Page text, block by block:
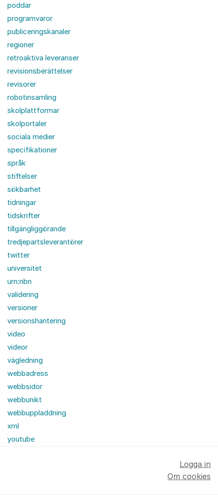
poddar
programvaror
publiceringskanaler
regioner
retroaktiva leveranser
revisionsberättelser
revisorer
robotinsamling
skolplattformar
skolportaler
sociala medier
specifikationer
språk
stiftelser
sökbarhet
tidningar
tidskrifter
tillgängliggörande
tredjepartsleverantörer
twitter
universitet
urn:nbn
validering
versioner
versionshantering
video
videor
vägledning
webbadress
webbsidor
webbunikt
webbuppladdning
xml
youtube
Logga in
Om cookies